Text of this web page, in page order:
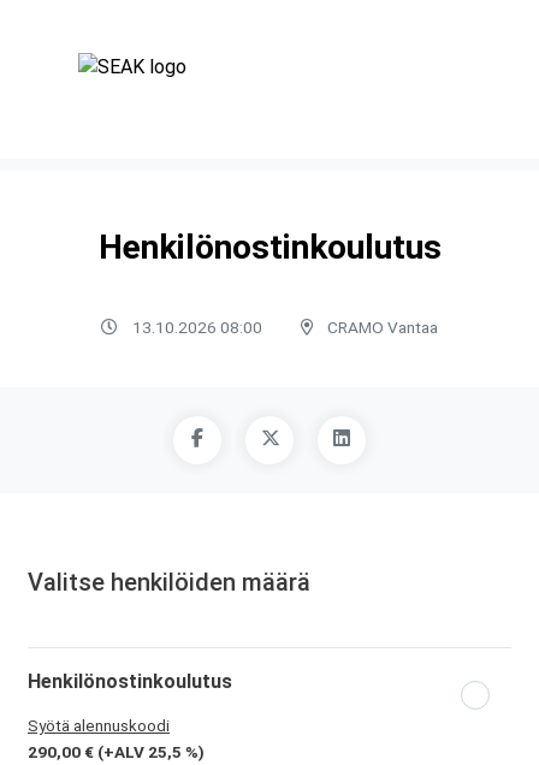
Henkilönostinkoulutus
13.10.2026 08:00 CRAMO Vantaa
Valitse henkilöiden määrä
Henkilönostinkoulutus
Syötä alennuskoodi
290,00 € (+ALV 25,5 %)